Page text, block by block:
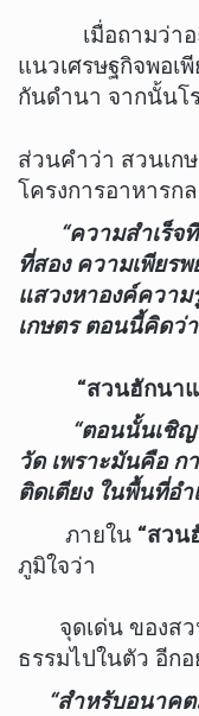
เมื่อถามว่าอะไ
แนวเศรษฐกิจพอ
กันดำนา จากนั้นโ
ส่วนคำว่า สวนเก
โครงการอาหารก
“ความสำเร็จ
ที่สอง ความเพียร
แสวงหาองค์ความ
เกษตร ตอนนี้คิดว่
“สวนฮักนาแ
“ตอนนั้นเชิญ
วัด เพราะมันคือ
ติดเตียง ในพื้นที่อ
ภายใน “สวน
ภูมิใจว่า
จุดเด่น ของสวน
ธรรมไปในตัว อีก
“สำหรับอนาคต